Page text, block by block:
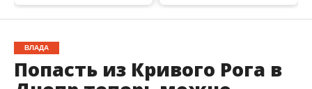
ВЛАДА
Попасть из Кривого Рога в